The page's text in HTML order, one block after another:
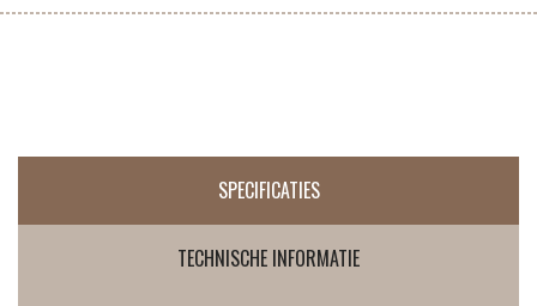
SPECIFICATIES
TECHNISCHE INFORMATIE